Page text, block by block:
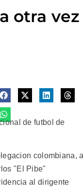
otra
de futbol de
colombiana,
"El Pibe"
al dirigente